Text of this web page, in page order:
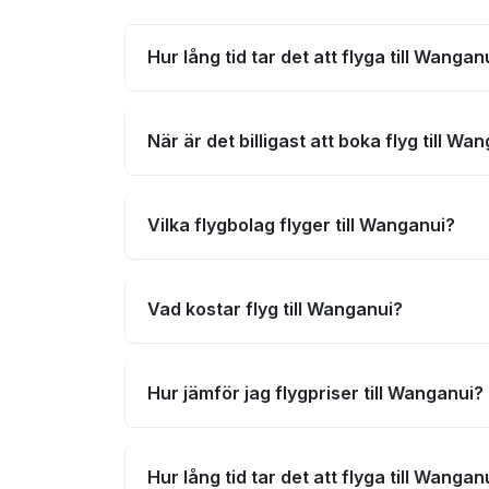
Hur lång tid tar det att flyga till
När är det billigast att boka flyg till
Vilka flygbolag flyger till Wanganui?
Vad kostar flyg till Wanganui?
Hur jämför jag flygpriser till Wanganui?
Hur lång tid tar det att flyga till